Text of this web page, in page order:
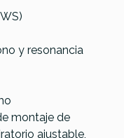
y resonancia
montaje de
ajustable,